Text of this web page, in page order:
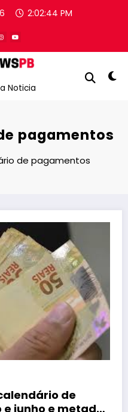
2:02:44 PM
Noticia
pagamentos
de pagamentos
de
junho e metade